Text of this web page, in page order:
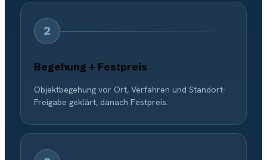
2
Begehung + Festpreis
Objektbegehung vor Ort, Verfahren und Standort-
Freigabe geklärt, danach Festpreis.